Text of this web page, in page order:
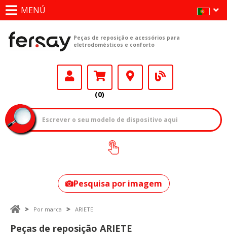
MENÚ
Peças de reposição e acessórios para
eletrodomésticos e conforto
(0)
Como encontrar
o seu modelo?
Pesquisa por imagem
Por marca ARIETE
Peças de reposição ARIETE